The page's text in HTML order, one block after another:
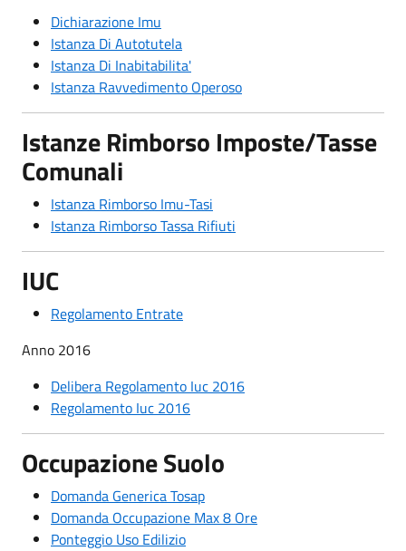
Dichiarazione Imu
Istanza Di Autotutela
Istanza Di Inabitabilita'
Istanza Ravvedimento Operoso
Istanze Rimborso Imposte/Tasse
Comunali
Istanza Rimborso Imu-Tasi
Istanza Rimborso Tassa Rifiuti
IUC
Regolamento Entrate
Anno 2016
Delibera Regolamento Iuc 2016
Regolamento Iuc 2016
Occupazione Suolo
Domanda Generica Tosap
Domanda Occupazione Max 8 Ore
Ponteggio Uso Edilizio